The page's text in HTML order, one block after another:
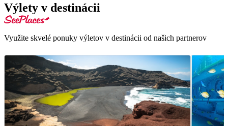
Výlety v destinácii
Využite skvelé ponuky výletov v destinácii od našich partnerov